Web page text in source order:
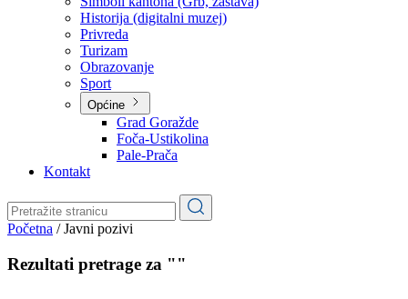
O kantonu
O kantonu
Simboli kantona (Grb, zastava)
Historija (digitalni muzej)
Privreda
Turizam
Obrazovanje
Općine
Pale-Prača
Kontakt
Javni pozivi